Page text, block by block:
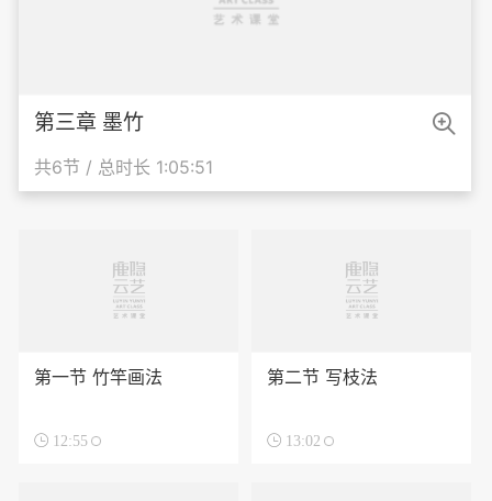
第三章 墨竹
共6节 / 总时长 1:05:51

第一节 竹竿画法
 12:55
第二节 写枝法
 13:02